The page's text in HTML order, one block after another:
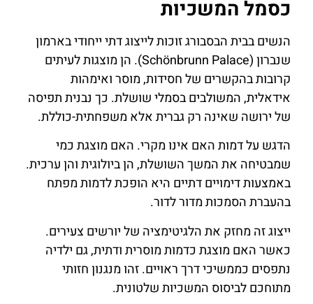
כסמל המשכיות
הנשים בבית הבסבורג זוכות לייצוג דתי ייחודי בארמון
שנברון (Schönbrunn Palace). הן מוצגות לעיתים
קרובות בהקשרים של חסידות, מוסר ואימהות
אידאלית, המשולבים בסמלי שושלת. כך נבנית תפיסה
של ירושה שאינה רק גברית אלא משפחתית-כוללת.
הדגש על דמות האם אינו מקרי. האם מוצגת כמי
שמבטיחה את המשך השושלת, הן ביולוגית והן ערכית.
באמצעות דימויים דתיים היא הופכת לדמות מפתח
בהעברת הסמכות מדור לדור.
ייצוג זה מחזק את הלגיטימציה של יורשים צעירים.
כאשר האם מוצגת כדמות מוסרית ודתית, גם ילדיה
נתפסים כממשיכי דרך ראויים. זהו מנגנון חזותי
מתוחכם לביסוס המשכיות שלטונית.